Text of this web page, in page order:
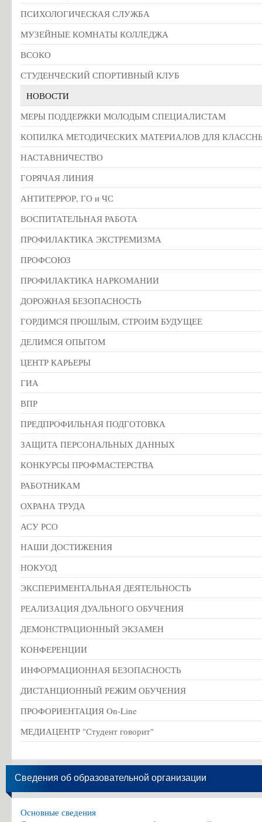
ПСИХОЛОГИЧЕСКАЯ СЛУЖБА
МУЗЕЙНЫЕ КОМНАТЫ КОЛЛЕДЖА
ВСОКО
СТУДЕНЧЕСКИЙ СПОРТИВНЫЙ КЛУБ
НОВОСТИ
МЕРЫ ПОДДЕРЖКИ МОЛОДЫМ СПЕЦИАЛИСТАМ
КОПИЛКА МЕТОДИЧЕСКИХ МАТЕРИАЛОВ ДЛЯ
НАСТАВНИЧЕСТВО
ГОРЯЧАЯ ЛИНИЯ
АНТИТЕРРОР, ГО и ЧС
ВОСПИТАТЕЛЬНАЯ РАБОТА
ПРОФИЛАКТИКА ЭКСТРЕМИЗМА
ПРОФСОЮЗ
ПРОФИЛАКТИКА НАРКОМАНИИ
ДОРОЖНАЯ БЕЗОПАСНОСТЬ
ГОРДИМСЯ ПРОШЛЫМ, СТРОИМ БУДУЩЕЕ
ДЕЛИМСЯ ОПЫТОМ
ЦЕНТР КАРЬЕРЫ
ГИА
ВПР
ПРЕДПРОФИЛЬНАЯ ПОДГОТОВКА
ЗАЩИТА ПЕРСОНАЛЬНЫХ ДАННЫХ
КОНКУРСЫ ПРОФМАСТЕРСТВА
РАБОТНИКАМ
ОХРАНА ТРУДА
АСУ РСО
НАШИ ДОСТИЖЕНИЯ
НОКУОД
ЭКСПЕРИМЕНТАЛЬНАЯ ДЕЯТЕЛЬНОСТЬ
РЕАЛИЗАЦИЯ ДУАЛЬНОГО ОБУЧЕНИЯ
ДЕМОНСТРАЦИОННЫЙ ЭКЗАМЕН
КОНФЕРЕНЦИИ
ИНФОРМАЦИОННАЯ БЕЗОПАСНОСТЬ
ДИСТАНЦИОННЫЙ РЕЖИМ ОБУЧЕНИЯ
ПРОФОРИЕНТАЦИЯ On-Line
МЕДИАЦЕНТР "Студент говорит"
Сведения об образовательной организации
Основные сведения